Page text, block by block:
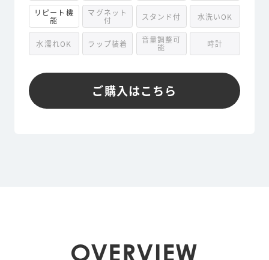
リピート機
能
マグネット
付 スタンド付 水洗いOK
水濡れOK ラップ装着 音量調整可
能 時計
ご購入はこちら
OVERVIEW